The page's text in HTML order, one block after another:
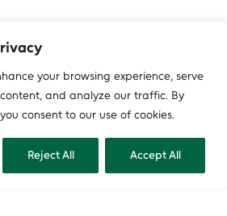
your browsing experience, serve
and analyze our traffic. By
consent to our use of cookies.
Reject All Accept All